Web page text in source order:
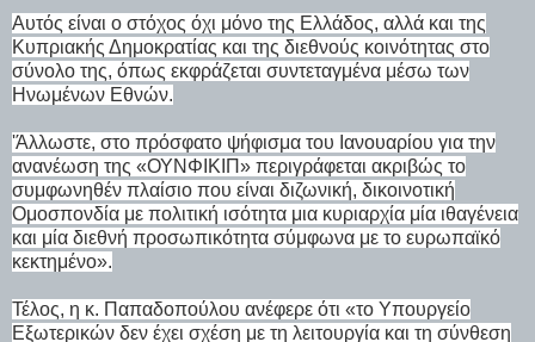
Αυτός είναι ο στόχος όχι μόνο της Ελλάδος, αλλά και της
Κυπριακής Δημοκρατίας και της διεθνούς κοινότητας στο
σύνολο της, όπως εκφράζεται συντεταγμένα μέσω των
Ηνωμένων Εθνών.
'Άλλωστε, στο πρόσφατο ψήφισμα του Ιανουαρίου για την
ανανέωση της «ΟΥΝΦΙΚΙΠ» περιγράφεται ακριβώς το
συμφωνηθέν πλαίσιο που είναι διζωνική, δικοινοτική
Ομοσπονδία με πολιτική ισότητα μια κυριαρχία μία ιθαγένεια
και μία διεθνή προσωπικότητα σύμφωνα με το ευρωπαϊκό
κεκτημένο».
Τέλος, η κ. Παπαδοπούλου ανέφερε ότι «το Υπουργείο
Εξωτερικών δεν έχει σχέση με τη λειτουργία και τη σύνθεση